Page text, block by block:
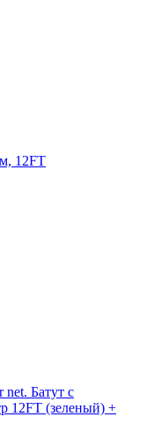
12FT
Батут с
12FT (зеленый) +